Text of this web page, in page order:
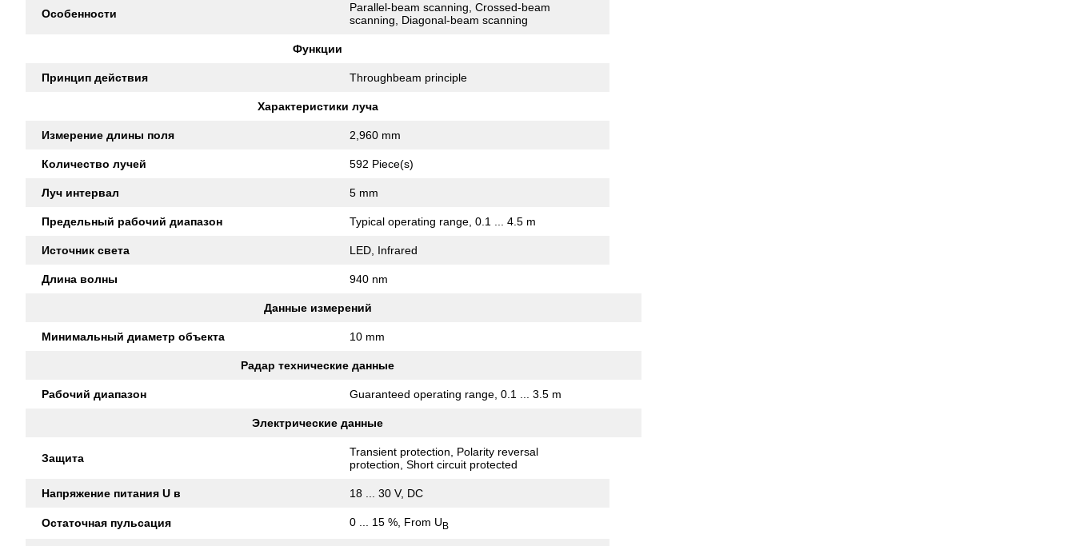
Особенности
Parallel-beam scanning, Crossed-beam
scanning, Diagonal-beam scanning
Функции
Принцип действия Throughbeam principle
Характеристики луча
Измерение длины поля 2,960 mm
Количество лучей 592 Piece(s)
Луч интервал 5 mm
Предельный рабочий диапазон Typical operating range, 0.1 ... 4.5 m
Источник света LED, Infrared
Длина волны 940 nm
Данные измерений
Минимальный диаметр объекта 10 mm
Радар технические данные
Рабочий диапазон Guaranteed operating range, 0.1 ... 3.5 m
Электрические данные
Защита
Transient protection, Polarity reversal
protection, Short circuit protected
Напряжение питания U в 18 ... 30 V, DC
Остаточная пульсация 0 ... 15 %, From UB